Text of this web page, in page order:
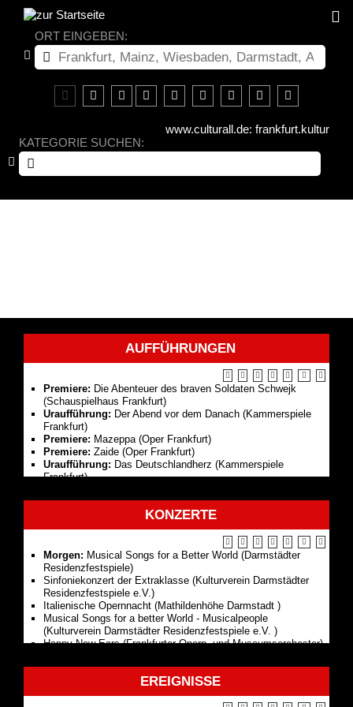
ORT EINGEBEN:
www.culturall.de: frankfurt.kultur
KATEGORIE SUCHEN:
AUFFÜHRUNGEN
Premiere: Die Abenteuer des braven Soldaten Schwejk
(Schauspielhaus Frankfurt)
Uraufführung: Der Abend vor dem Danach (Kammerspiele
Frankfurt)
Premiere: Mazeppa (Oper Frankfurt)
Premiere: Zaide (Oper Frankfurt)
Uraufführung: Das Deutschland­herz (Kammerspiele
Frankfurt)
(Schauspielhaus Frankfurt)
Ottone (Oper Frankfurt)
Italienische Opernnacht (Darmstädter Residenzfestspiele)
Così fan tutte (Oper Frankfurt)
Antigone (Schauspielhaus Frankfurt)
Happy New Ears (Oper Frankfurt)
Ich bin wie ihr, Ich liebe Äpfel (Kammerspiele Frankfurt)
1. Kammermusik: Benefizkonzert »Was uns trägt« (Oper
Frankfurt)
Louise Alder (Sopran) / Mauro Peter (Tenor) / Joseph
Middleton (Klavier) (Oper Frankfurt)
Intermezzo – Oper am Mittag (Oper Frankfurt)
Backstage-Führung – Blick hinter die Kulissen (Oper
Viel Lärm um nichts (Schauspielhaus Frankfurt)
KONZERTE
Morgen: Musical Songs for a Better World (Darmstädter
Residenzfestspiele)
Sinfoniekonzert der Extraklasse (Kulturverein Darmstädter
Residenzfestspiele e.V.)
Italienische Opernnacht (Mathildenhöhe Darmstadt )
Musical Songs for a better World - Musicalpeople
(Kulturverein Darmstädter Residenzfestspiele e.V. )
Happy New Ears (Frankfurter Opern- und Museumsorchester)
Gastspiel in Wiesbaden (Tonhalle-Orchester Zürich)
1. Kammermusik: Benefizkonzert »Was uns trägt«
(Frankfurter Opern- und Museumsorchester)
EREIGNISSE